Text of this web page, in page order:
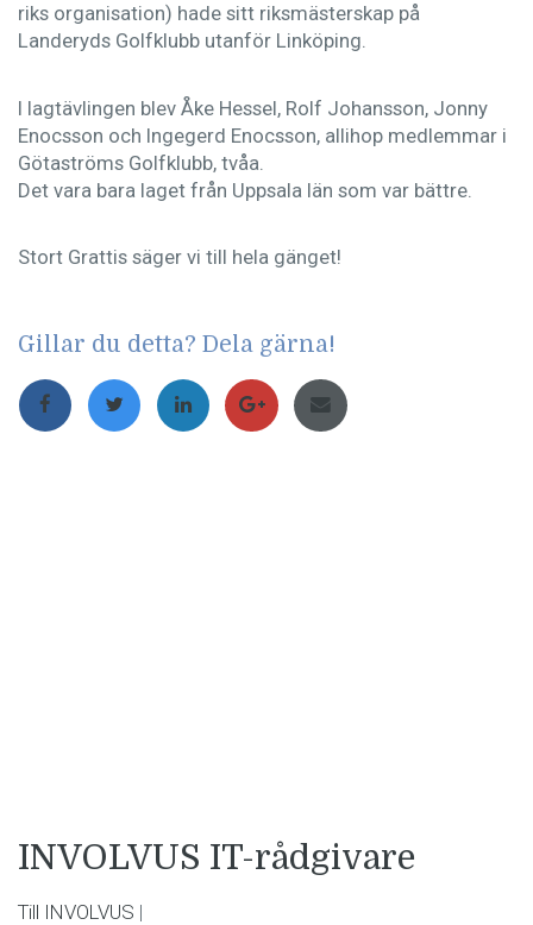
riks organisation) hade sitt riksmästerskap på
Landeryds Golfklubb utanför Linköping.
I lagtävlingen blev Åke Hessel, Rolf Johansson, Jonny
Enocsson och Ingegerd Enocsson, allihop medlemmar i
Götaströms Golfklubb, tvåa.
Det vara bara laget från Uppsala län som var bättre.
Stort Grattis säger vi till hela gänget!
Gillar du detta? Dela gärna!
INVOLVUS IT-rådgivare
Till INVOLVUS |